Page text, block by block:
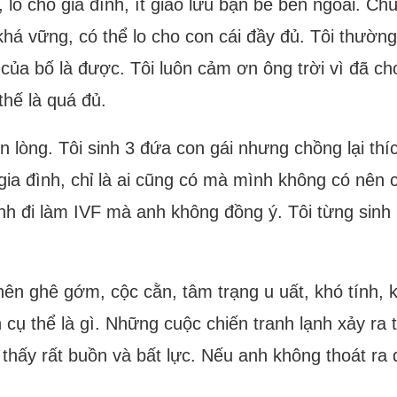
cho gia đình, ít giao lưu bạn bè bên ngoài.
vững, có thể lo cho con cái đầy đủ. Tôi
bố là được. Tôi luôn cảm ơn ông trời vì đã
là quá đủ.
lòng. Tôi sinh 3 đứa con gái nhưng chồng lại
đình, chỉ là ai cũng có mà mình không có nên
đi làm IVF mà anh không đồng ý. Tôi từng
ghê gớm, cộc cằn, tâm trạng u uất, khó tính,
thể là gì. Những cuộc chiến tranh lạnh xảy
rất buồn và bất lực. Nếu anh không thoát